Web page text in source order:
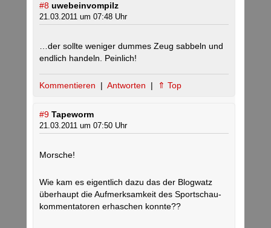
#8 uwebeinvompilz
21.03.2011 um 07:48 Uhr
…der sollte weniger dummes Zeug sabbeln und
endlich handeln. Peinlich!
Kommentieren | Antworten | ⇑ Top
#9 Tapeworm
21.03.2011 um 07:50 Uhr
Morsche!
Wie kam es eigentlich dazu das der Blogwatz
überhaupt die Aufmerksamkeit des Sportschau-
kommentatoren erhaschen konnte??